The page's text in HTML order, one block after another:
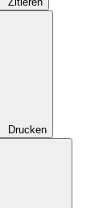
Drucken